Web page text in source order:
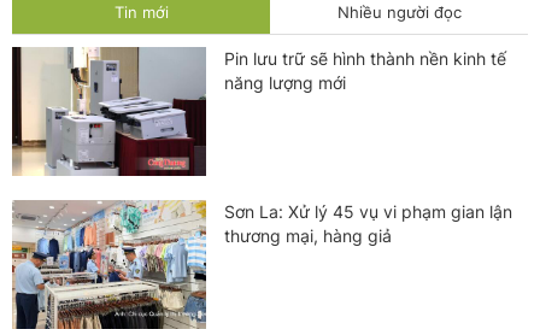
Tin mới Nhiều người đọc
Pin lưu trữ sẽ hình thành nền kinh tế
năng lượng mới
Sơn La: Xử lý 45 vụ vi phạm gian lận
thương mại, hàng giả